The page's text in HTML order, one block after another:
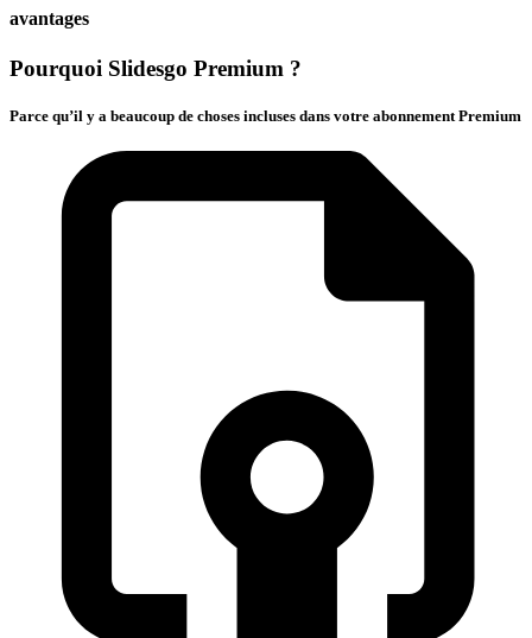
avantages
Pourquoi Slidesgo Premium ?
Parce qu’il y a beaucoup de choses incluses dans votre abonnement Premium